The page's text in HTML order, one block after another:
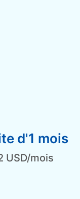
d'1 mois
USD/mois